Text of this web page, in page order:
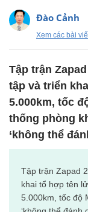
Đào Cảnh
Xem các bài
Tập trận
tập và triển
5.000km, tốc
thống phòng
‘không thể
Tập trận Zapad
khai tổ hợp tên
5.000km, tốc độ